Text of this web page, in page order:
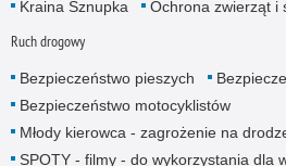
Kraina Sznupka
Ochrona zwierząt i
Ruch drogowy
Bezpieczeństwo pieszych
Bezpieczeństwo motocyklistów
Młody kierowca - zagrożenie na
SPOTY - filmy - do wykorzystania dla